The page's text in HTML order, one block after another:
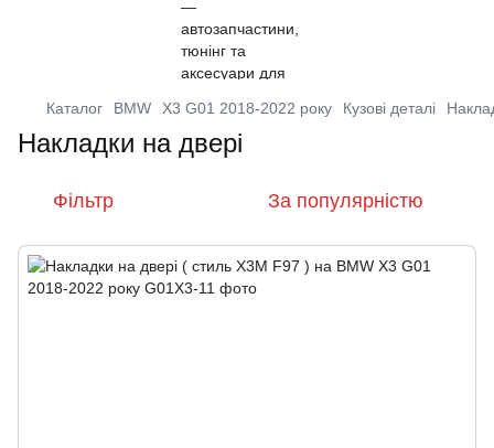
Каталог BMW X3 G01 2018-2022 року Кузові деталі
Накладки на двері
Фільтр За популярністю